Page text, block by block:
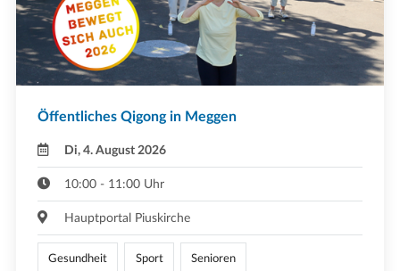
Öffentliches Qigong in Meggen
Di, 4. August 2026
10:00 - 11:00 Uhr
Hauptportal Piuskirche
Gesundheit Sport Senioren